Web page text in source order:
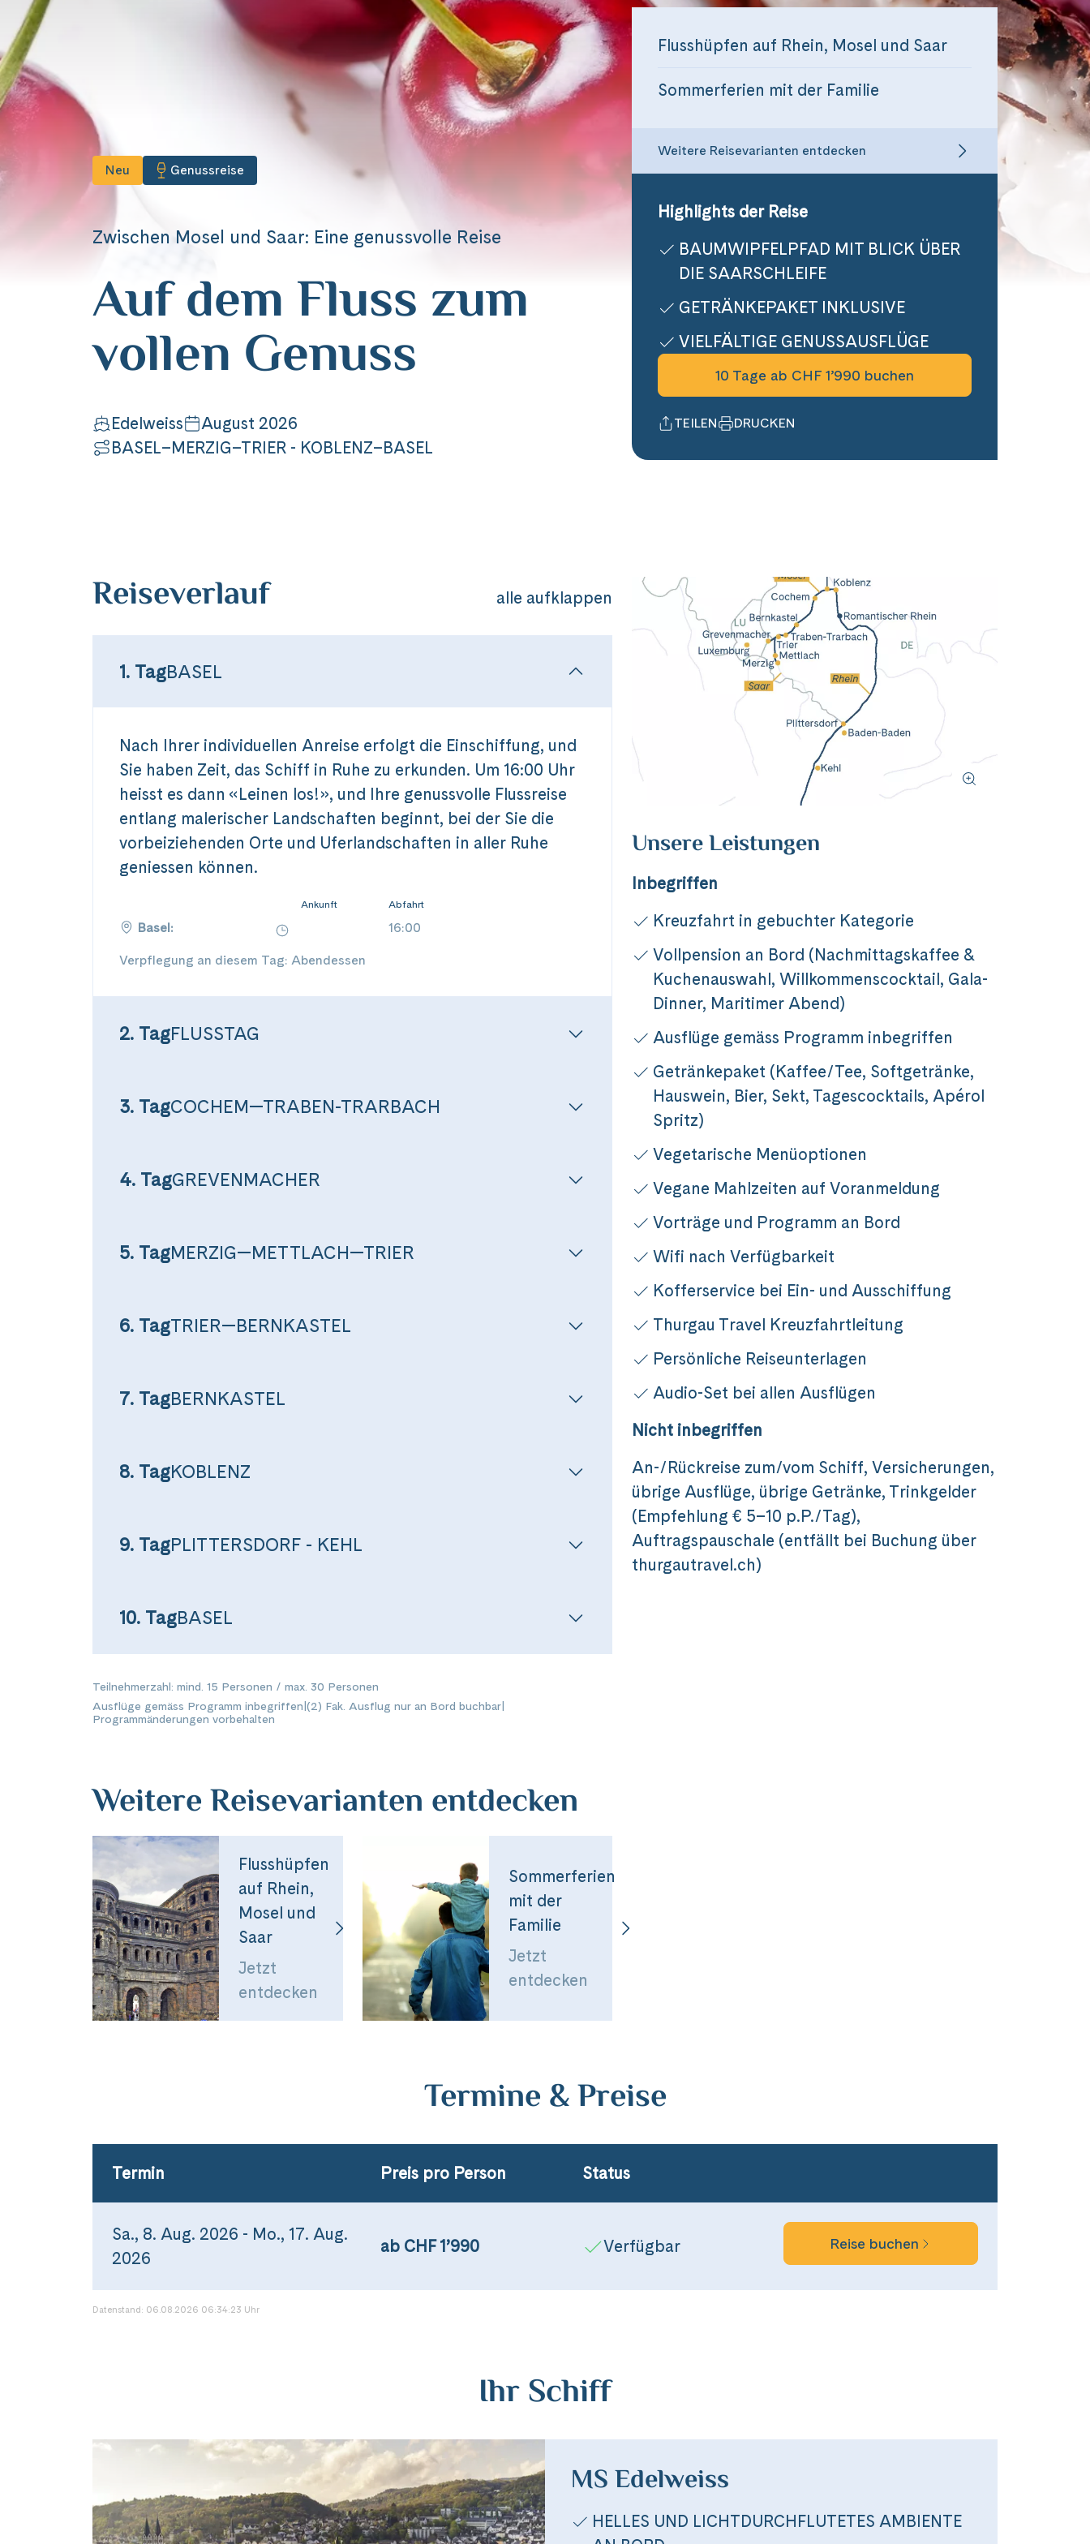
Neu Genussreise
Zwischen Mosel und Saar: Eine genussvolle Reise
Auf dem Fluss zum
vollen Genuss
Edelweiss
August 2026
BASEL–MERZIG–TRIER - KOBLENZ–BASEL
Flusshüpfen auf Rhein, Mosel und Saar
Sommerferien mit der Familie
Weitere Reisevarianten entdecken
Highlights der Reise
BAUMWIPFELPFAD MIT BLICK ÜBER
DIE SAARSCHLEIFE
GETRÄNKEPAKET INKLUSIVE
VIELFÄLTIGE GENUSSAUSFLÜGE
10 Tage ab CHF 1’990 buchen
TEILEN
Teile diese Reise
Messenger
per E-Mail senden
DRUCKEN
Reiseverlauf alle aufklappen
1. TagBASEL
Nach Ihrer individuellen Anreise erfolgt die Einschiffung, und
Sie haben Zeit, das Schiff in Ruhe zu erkunden. Um 16:00 Uhr
heisst es dann «Leinen los!», und Ihre genussvolle Flussreise
entlang malerischer Landschaften beginnt, bei der Sie die
vorbeiziehenden Orte und Uferlandschaften in aller Ruhe
geniessen können.
Ankunft Abfahrt
Basel: 16:00
Verpflegung an diesem Tag: Abendessen
2. TagFLUSSTAG
3. TagCOCHEM—TRABEN-TRARBACH
4. TagGREVENMACHER
5. TagMERZIG—METTLACH—TRIER
6. TagTRIER—BERNKASTEL
7. TagBERNKASTEL
8. TagKOBLENZ
9. TagPLITTERSDORF - KEHL
10. TagBASEL
Teilnehmerzahl: mind. 15 Personen / max. 30 Personen
Ausflüge gemäss Programm inbegriffen (2) Fak. Ausflug nur an Bord buchbar
Programmänderungen vorbehalten
Weitere Reisevarianten entdecken
Flusshüpfen
auf Rhein,
Mosel und
Saar
Jetzt
entdecken
Sommerferien
mit der
Familie
Jetzt
entdecken
Unsere Leistungen
Inbegriffen
Kreuzfahrt in gebuchter Kategorie
Vollpension an Bord (Nachmittagskaffee &
Kuchenauswahl, Willkommenscocktail, Gala-
Dinner, Maritimer Abend)
Ausflüge gemäss Programm inbegriffen
Getränkepaket (Kaffee/Tee, Softgetränke,
Hauswein, Bier, Sekt, Tagescocktails, Apérol
Spritz)
Vegetarische Menüoptionen
Vegane Mahlzeiten auf Voranmeldung
Vorträge und Programm an Bord
Wifi nach Verfügbarkeit
Kofferservice bei Ein- und Ausschiffung
Thurgau Travel Kreuzfahrtleitung
Persönliche Reiseunterlagen
Audio-Set bei allen Ausflügen
Nicht inbegriffen
An-/Rückreise zum/vom Schiff, Versicherungen,
übrige Ausflüge, übrige Getränke, Trinkgelder
(Empfehlung € 5–10 p.P./Tag),
Auftragspauschale (entfällt bei Buchung über
thurgautravel.ch)
Termine & Preise
Termin Preis pro Person Status
Sa., 8. Aug. 2026 - Mo., 17. Aug.
2026
ab CHF 1’990 Verfügbar Reise buchen
Datenstand: 06.08.2026 06:34:23 Uhr
Ihr Schiff
MS Edelweiss
HELLES UND LICHTDURCHFLUTETES AMBIENTE
22 Februar 2027
1 März 2027
8 März 2027
15 März 2027
22 März 2027
29 März 2027
5 April 2027
12 April 2027
19 April 2027